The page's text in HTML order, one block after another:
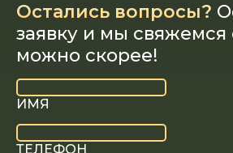
Остались вопросы?
заявку и мы свяжемся
можно скорее!
ИМЯ
ТЕЛЕФОН